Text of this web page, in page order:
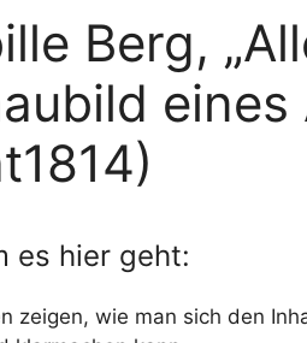
Berg,
eines
es hier geht:
zeigen, wie man sich den